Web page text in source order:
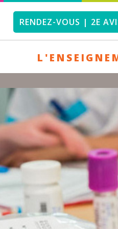
RENDEZ-VOUS | 2E